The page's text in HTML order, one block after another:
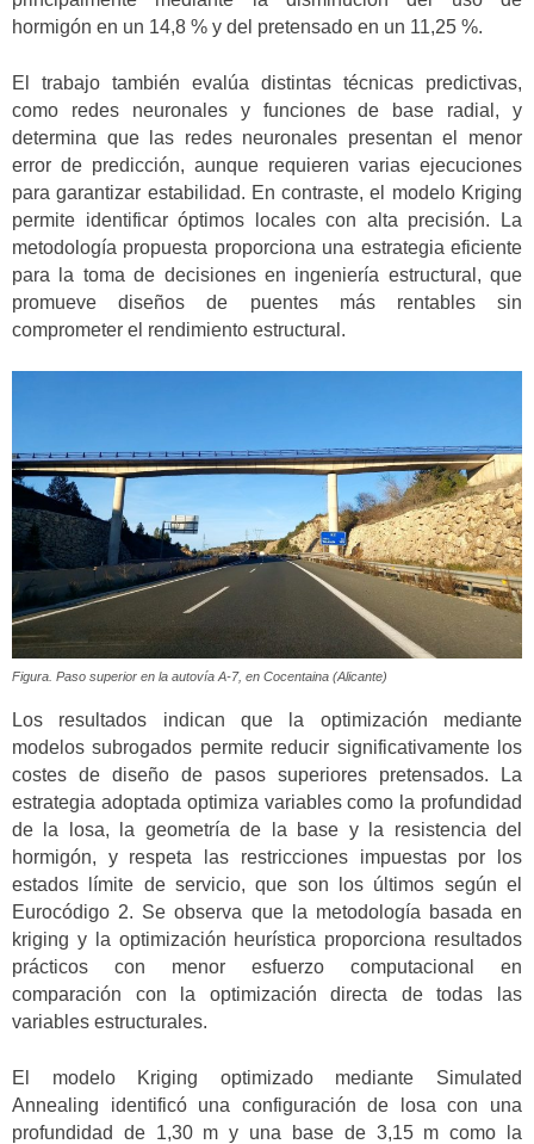
hormigón en un 14,8 % y del pretensado en un 11,25 %.
El trabajo también evalúa distintas técnicas predictivas,
como redes neuronales y funciones de base radial, y
determina que las redes neuronales presentan el menor
error de predicción, aunque requieren varias ejecuciones
para garantizar estabilidad. En contraste, el modelo Kriging
permite identificar óptimos locales con alta precisión. La
metodología propuesta proporciona una estrategia eficiente
para la toma de decisiones en ingeniería estructural, que
promueve diseños de puentes más rentables sin
comprometer el rendimiento estructural.
Figura. Paso superior en la autovía A-7, en Cocentaina (Alicante)
Los resultados indican que la optimización mediante
modelos subrogados permite reducir significativamente los
costes de diseño de pasos superiores pretensados. La
estrategia adoptada optimiza variables como la profundidad
de la losa, la geometría de la base y la resistencia del
hormigón, y respeta las restricciones impuestas por los
estados límite de servicio, que son los últimos según el
Eurocódigo 2. Se observa que la metodología basada en
kriging y la optimización heurística proporciona resultados
prácticos con menor esfuerzo computacional en
comparación con la optimización directa de todas las
variables estructurales.
El modelo Kriging optimizado mediante Simulated
Annealing identificó una configuración de losa con una
profundidad de 1,30 m y una base de 3,15 m como la